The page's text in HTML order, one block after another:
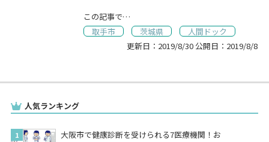
この記事で…
取手市
茨城県
人間ドック
更新日： 2019/8/30 公開日： 2019/8/8
人気ランキング
大阪市で健康診断を受けられる7医療機関！お